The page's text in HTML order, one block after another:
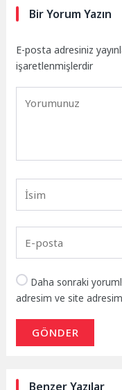
Bir Yorum Yazın
E-posta adresiniz
işaretlenmişlerdir
Daha sonraki
adresim ve site
GÖNDER
Benzer Yazılar